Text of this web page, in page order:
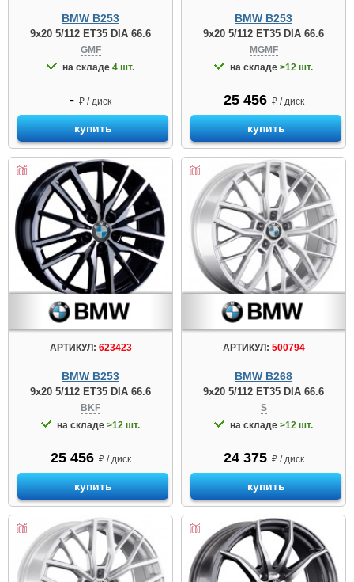
BMW B253
9x20 5/112 ET35 DIA 66.6
GMF
на складе 4 шт.
- ₽ / диск
купить
BMW B253
9x20 5/112 ET35 DIA 66.6
MGMF
на складе >12 шт.
25 456 ₽ / диск
купить
АРТИКУЛ: 623423
BMW B253
9x20 5/112 ET35 DIA 66.6
BKF
на складе >12 шт.
25 456 ₽ / диск
купить
АРТИКУЛ: 500794
BMW B268
9x20 5/112 ET35 DIA 66.6
S
на складе >12 шт.
24 375 ₽ / диск
купить